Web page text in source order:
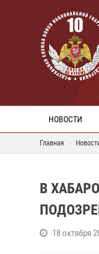
НОВОСТИ
Главная
В
18 октября